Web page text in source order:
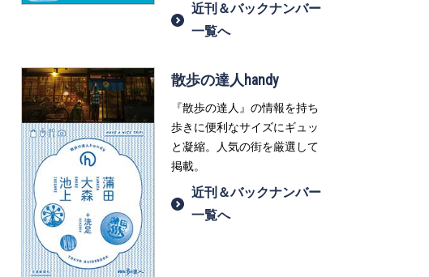
近刊＆バックナンバー
一覧へ
散歩の達人handy
『散歩の達人』の情報を持ち
歩きに便利なサイズにギュッ
と凝縮。人気の街を厳選して
掲載。
近刊＆バックナンバー
一覧へ